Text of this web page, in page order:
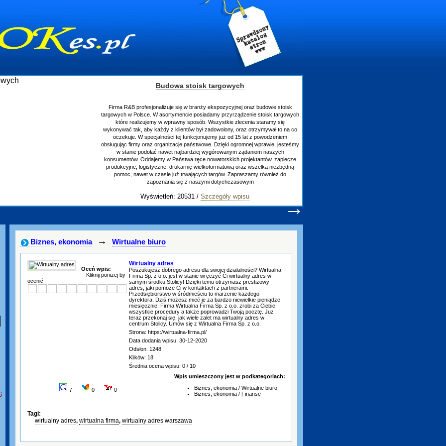
Budowa stoisk targowych
Firma R&B profesjonalizuje się w branży ekspozycyjnej oraz budowie stoisk
targowych w Polsce. W asortymencie posiadamy przyrządzenie stoisk targowych
które realizujemy w wprawny sposób. Wszystkie zlecenia staramy się
wykonywać tak, aby każdy z klientów był zadowolony, oraz otrzymywał to na co
oczekuje. W specjalności tej funkcjonujemy już od 15 lat z powodzeniem
obsługując firmy oraz organizacje państwowe. Dzięki ogromnej wprawie, jesteśmy
w stanie podołać nawet najbardziej wygórowanym żądaniom naszych
konsumentów. Oddajemy w Państwa ręce nowatorskich projektantów, zaplecze
produkcyjne, logistyczne, drukarnię wielkoformatową oraz wszelką niezbędną
pomoc, nawet w czasie już trwających targów. Zapraszamy również do
zapoznania się z naszymi dotychczasowym
Wyświetleń: 20531 / Szczegóły wpisu
→
Biznes, ekonomia → Wirtualne biuro
Oceń wpis:
Kliknij poniżej by
ocenić
Wirtualny adres
Poszukujesz dobrego adresu dla swojej działalności? Wirtualna
Firma Sp. z o.o. jest w stanie wręczyć Ci wirtualny adres w
samym środku Stolicy! Dzięki temu otrzymasz prestiżowy
adres, jaki pomoże Ci w kontaktach z partnerami.
Przedsiębiorstwo w śródmieściu to marzenie każdego
dyrektora. Dziś możesz mieć je za bardzo niewielkie pieniądze
miesięcznie. Firma Wirtualna Firma Sp. z o.o. zrobi za Ciebie
wszystkie procedury a także poprowadzi Twoją pocztę. Już
teraz przekonaj się, jak wiele zalet ma wirtualny adres w
centrum Stolicy. Umów się z Wirtualna Firma Sp. z o.o.
Strona: https://wirtualna-firma.pl/
Data dodania wpisu: 30-12-2020
Odsłon: 1248
Klików: 18
Średnia ocena wpisu: 0 / 10
7 0 0
Wpis umieszczony jest w podkategoriach:
Biznes, ekonomia / Wirtualne biuro
Biznes, ekonomia / Finanse
Tagi:
wirtualny adres, wirtualna firma, wirtualny adres warszawa